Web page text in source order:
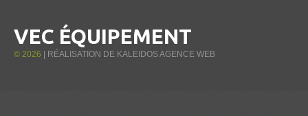
VEC ÉQUIPEMENT
© 2026 | RÉALISATION DE KALEIDOS AGENCE WEB